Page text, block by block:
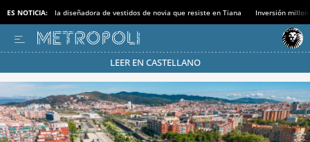
ES NOTICIA: la diseñadora de vestidos de novia que resiste en Tiana Inversión
LEER EN CASTELLANO
Pásate al MODO AHORRO